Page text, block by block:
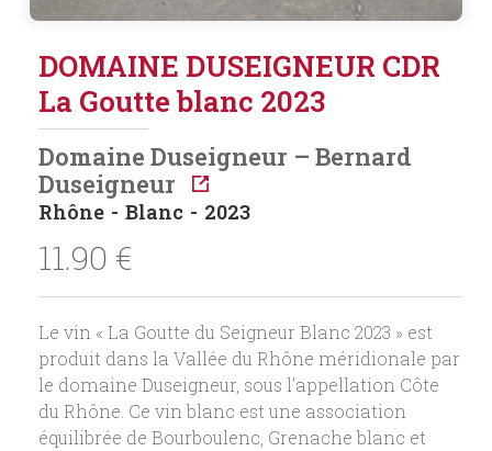
DOMAINE DUSEIGNEUR CDR
La Goutte blanc 2023
Domaine Duseigneur – Bernard
Duseigneur
Rhône Blanc 2023
11.90 €
Le vin « La Goutte du Seigneur Blanc 2023 » est
produit dans la Vallée du Rhône méridionale par
le domaine Duseigneur, sous l’appellation Côte
du Rhône. Ce vin blanc est une association
équilibrée de Bourboulenc, Grenache blanc et